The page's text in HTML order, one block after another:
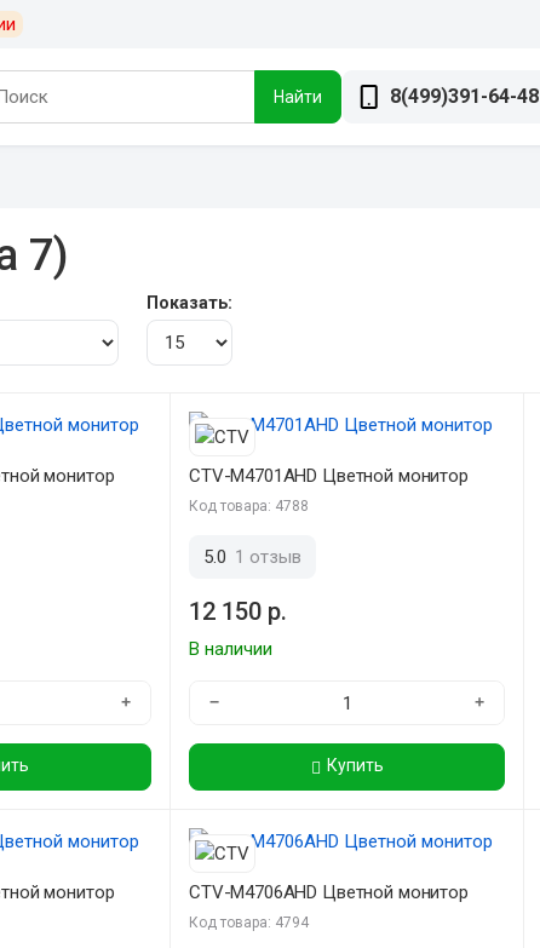
Найти 8(499)391-64-48
7)
Показать:
монитор
+
CTV-M4701AHD Цветной монитор
Код товара: 4788
5.0 1 отзыв
12 150 р.
В наличии
− +
Купить
монитор CTV-M4706AHD Цветной монитор
Код товара: 4794